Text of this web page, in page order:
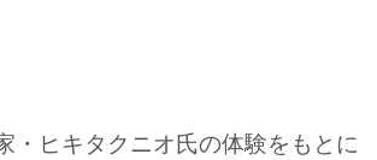
・ヒキタクニオ氏の体験をもとに